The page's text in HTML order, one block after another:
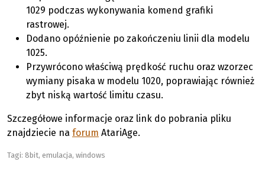
1029 podczas wykonywania komend grafiki
rastrowej.
Dodano opóźnienie po zakończeniu linii dla modelu
1025.
Przywrócono właściwą prędkość ruchu oraz wzorzec
wymiany pisaka w modelu 1020, poprawiając również
zbyt niską wartość limitu czasu.
Szczegółowe informacje oraz link do pobrania pliku
znajdziecie na forum AtariAge.
Tagi: 8bit, emulacja, windows